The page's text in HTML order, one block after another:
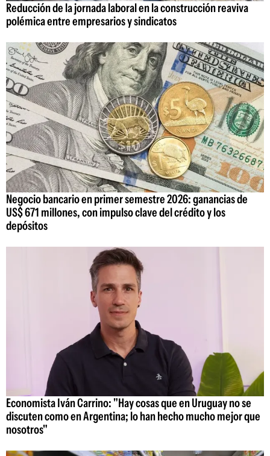
Reducción de la jornada laboral en la construcción reaviva
polémica entre empresarios y sindicatos
Negocio bancario en primer semestre 2026: ganancias de
US$ 671 millones, con impulso clave del crédito y los
depósitos
Economista Iván Carrino: "Hay cosas que en Uruguay no se
discuten como en Argentina; lo han hecho mucho mejor que
nosotros"